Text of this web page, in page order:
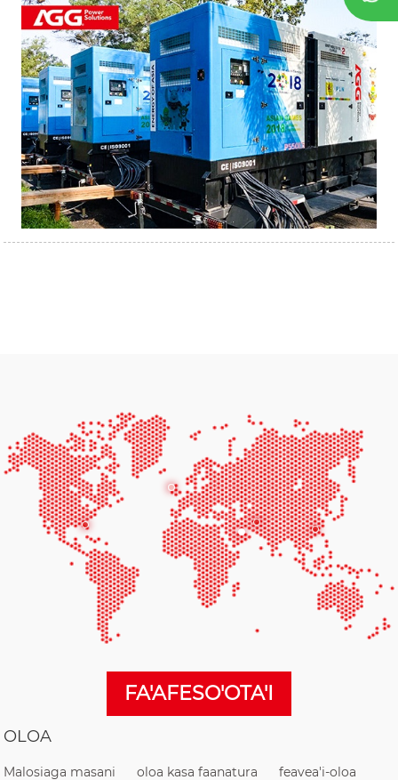
FA'AFESO'OTA'I
OLOA
Malosiaga masani oloa kasa faanatura feavea'i-oloa